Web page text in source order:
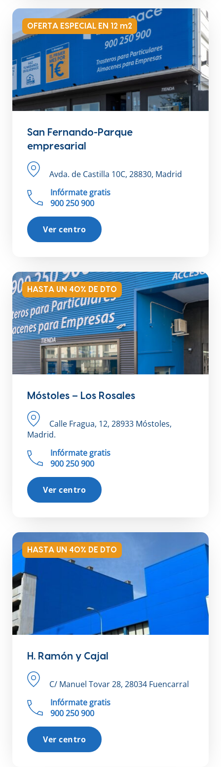
OFERTA ESPECIAL EN 12 m2
San Fernando-Parque
empresarial
Avda. de Castilla 10C, 28830, Madrid
Infórmate gratis
900 250 900
Ver centro
HASTA UN 40% DE DTO
Móstoles – Los Rosales
Calle Fragua, 12, 28933 Móstoles,
Madrid.
Infórmate gratis
900 250 900
Ver centro
HASTA UN 40% DE DTO
H. Ramón y Cajal
C/ Manuel Tovar 28, 28034 Fuencarral
Infórmate gratis
900 250 900
Ver centro